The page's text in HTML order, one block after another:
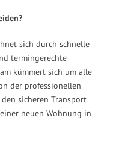
sich durch schnelle
termingerechte
kümmert sich um alle
der professionellen
sicheren Transport
neuen Wohnung in